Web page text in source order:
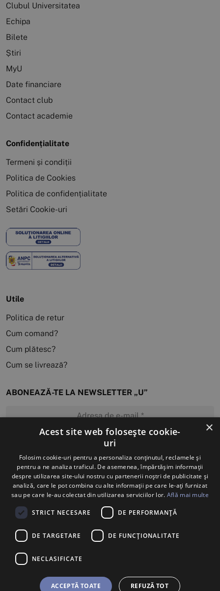
Clubul Universitatea
Echipa
Bilete
Știri
MyU
Date financiare
Contact club
Contact academie
Confidențialitate
Termeni și condiții
Politica de Cookies
Politica de confidențialitate
Setări Cookie-uri
Utile
Politica de retur
Cum comand?
Cum plătesc?
Cum se livrează?
ABONEAZĂ-TE LA NEWSLETTER „U”
MĂ ABONEZ
×
Acest site web folosește cookie-
uri
Folosim cookie-uri pentru a personaliza conținutul, reclamele și
pentru a ne analiza traficul. De asemenea, împărtășim informații
despre utilizarea site-ului nostru cu partenerii noștri de publicitate și
analiză, care le pot combina cu alte informații pe care le-ați furnizat
sau pe care le-au colectat din utilizarea serviciilor lor. Află mai multe
STRICT NECESARE DE PERFORMANȚĂ
DE TARGETARE DE FUNCŢIONALITATE
NECLASIFICATE
ACCEPTĂ TOATE REFUZĂ TOT